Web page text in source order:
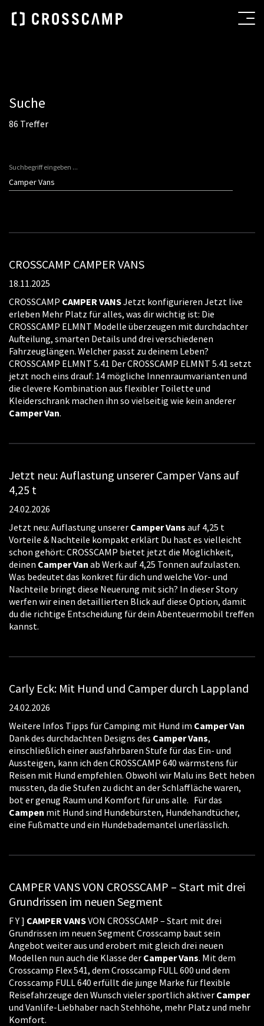
Suche
86 Treffer
Suchbegriff eingeben ...
CROSSCAMP CAMPER VANS
18.11.2025
CROSSCAMP CAMPERVANSJetzt konfigurieren Jetzt live
erleben Mehr Platz für alles, was dir wichtig ist: Die
CROSSCAMP ELMNT Modelle überzeugen mit durchdachter
Aufteilung, smarten Details und drei verschiedenen
Fahrzeuglängen. Welcher passt zu deinem Leben?
CROSSCAMP ELMNT 5.41 Der CROSSCAMP ELMNT 5.41 setzt
jetzt noch eins drauf: 14 mögliche Innenraumvarianten und
die clevere Kombination aus flexibler Toilette und
Kleiderschrank machen ihn so vielseitig wie kein anderer
CamperVan.
Jetzt neu: Auflastung unserer Camper Vans auf
4,25 t
24.02.2026
Jetzt neu: Auflastung unserer CamperVans auf 4,25 t
Vorteile & Nachteile kompakt erklärt Du hast es vielleicht
schon gehört: CROSSCAMP bietet jetzt die Möglichkeit,
deinen CamperVan ab Werk auf 4,25 Tonnen aufzulasten.
Was bedeutet das konkret für dich und welche Vor- und
Nachteile bringt diese Neuerung mit sich? In dieser Story
werfen wir einen detaillierten Blick auf diese Option, damit
du die richtige Entscheidung für dein Abenteuermobil treffen
kannst.
Carly Eck: Mit Hund und Camper durch Lappland
24.02.2026
Weitere Infos Tipps für Camping mit Hund im CamperVan
Dank des durchdachten Designs des CamperVans,
einschließlich einer ausfahrbaren Stufe für das Ein- und
Aussteigen, kann ich den CROSSCAMP 640 wärmstens für
Reisen mit Hund empfehlen. Obwohl wir Malu ins Bett heben
mussten, da die Stufen zu dicht an der Schlaffläche waren,
bot er genug Raum und Komfort für uns alle. Für das
Campen mit Hund sind Hundebürsten, Hundehandtücher,
eine Fußmatte und ein Hundebademantel unerlässlich.
CAMPER VANS VON CROSSCAMP – Start mit drei
Grundrissen im neuen Segment
F Y ] CAMPERVANSVON CROSSCAMP – Start mit drei
Grundrissen im neuen Segment Crosscamp baut sein
Angebot weiter aus und erobert mit gleich drei neuen
Modellen nun auch die Klasse der CamperVans. Mit dem
Crosscamp Flex 541, dem Crosscamp FULL 600 und dem
Crosscamp FULL 640 erfüllt die junge Marke für flexible
Reisefahrzeuge den Wunsch vieler sportlich aktiver Camper
und Vanlife-Liebhaber nach Stehhöhe, mehr Platz und mehr
Komfort.